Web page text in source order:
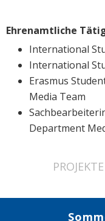
Ehrenamtliche
International
International
Erasmus
Media Team
Department